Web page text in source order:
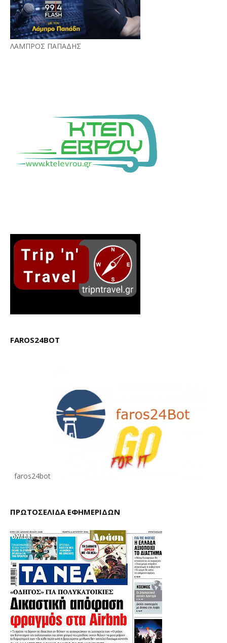
ΛΑΜΠΡΟΣ ΠΑΠΑΔΗΣ
FAROS24BOT
faros24bot
ΠΡΩΤΟΣΕΛΙΔΑ ΕΦΗΜΕΡΙΔΩΝ